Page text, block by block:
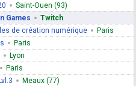
Saint-Ouen (93)
Games Twitch
de création numérique Paris
Paris
Lyon
Paris
Meaux (77)